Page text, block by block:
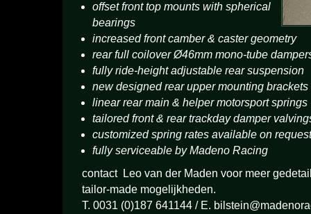
offset front top mounts with spherical
bearings
increased front camber & caster geometry
rear full coilover Ø46mm mono-tube
fully ride-height adjustable rear suspension
new designed rear upper mounting brackets
linear rear main & helper motorsport springs
tailored front & rear trackday damper
customized spring rates available on request
fully serviceable by Madeno Racing
contact Leo van der Maden voor meer
tailor-made mogelijkheden.
T. 0031 (0)187 641144 / E.